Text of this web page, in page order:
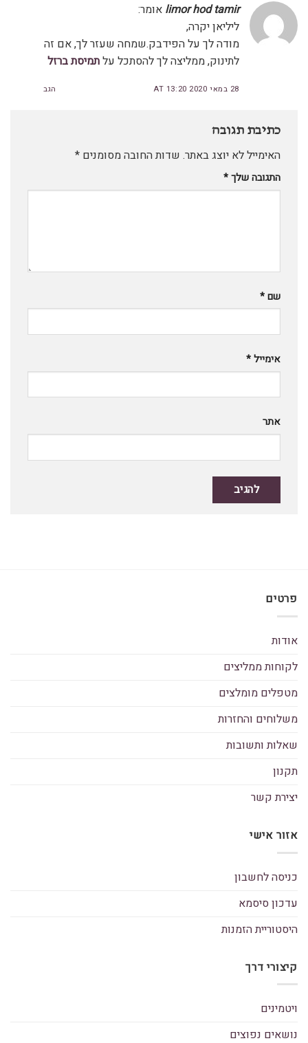
limor hod tamir אומר:
ליליאן יקרה,
מודה לך על הפידבק.שמחה שעזר לך, אם זה
לתינוק, ממליצה לך להסתכל עלתמיסת ברזל
28 במאי 2020 AT 13:20 הגב
כתיבת תגובה
האימייל לא יוצג באתר. שדות החובה מסומנים *
התגובה שלך*
שם*
אימייל*
אתר
פרטים
אודות
לקוחות ממליצים
מטפלים מומלצים
משלוחים והחזרות
שאלות ותשובות
תקנון
יצירת קשר
אזור אישי
כניסה לחשבון
עדכון סיסמא
היסטוריית הזמנות
קיצורי דרך
ויטמינים
נושאים נפוצים